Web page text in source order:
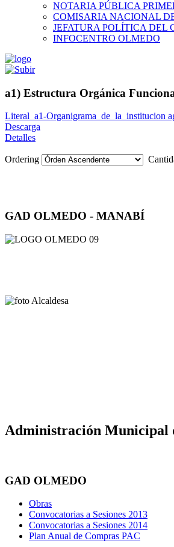
NOTARIA PÚBLICA
COMISARIA NACIONAL
JEFATURA POLÍTICA
INFOCENTRO OLMEDO
a1) Estructura Orgánica
Literal_a1-Organigrama_de_la_institucion
Descarga
Detalles
Ordering
GAD OLMEDO - MANABÍ
Administración Municipal
GAD OLMEDO
Obras
Convocatorias a Sesiones 2013
Convocatorias a Sesiones 2014
Plan Anual de Compras PAC